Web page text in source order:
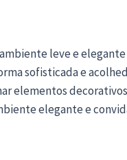
leve e elegante
sofisticada e
elementos
elegante e